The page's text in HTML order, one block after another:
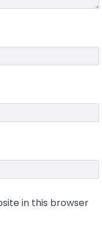
in this browser